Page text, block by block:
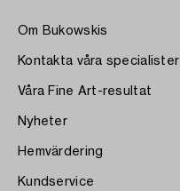
Om Bukowskis
Kontakta våra specialister
Våra Fine Art-resultat
Nyheter
Hemvärdering
Kundservice